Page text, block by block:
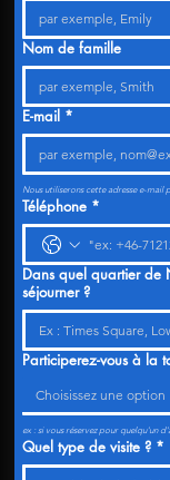
Nom de famille
E-mail *
Nous utiliserons cette adresse e-mail
Téléphone *
Dans quel quartier de
séjourner ?
Participerez-vous à la
ex : si vous réservez pour quelqu'un
Quel type de visite ? *